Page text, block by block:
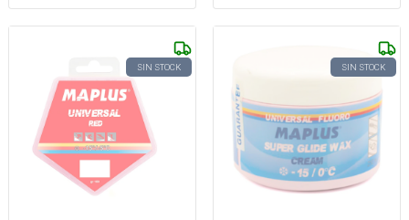
SIN STOCK SIN STOCK